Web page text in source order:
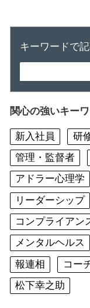
キーワードで
関心の強いキー
新入社員 研
管理・監督者
アドラー心理学
リーダーシップ
コンプライアン
メンタルヘルス
報連相
コー
松下幸之助